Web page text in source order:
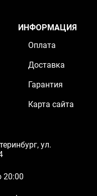
ИНФОРМАЦИЯ
Оплата
Доставка
Гарантия
Карта сайта
ул.
20:00